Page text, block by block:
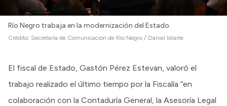
Río Negro trabaja en la modernización del Estado.
Crédito: Secretaría de Comunicación de Río Negro / Daniel Idiarte
El fiscal de Estado, Gastón Pérez Estevan, valoró el
trabajo realizado el último tiempo por la Fiscalía “en
colaboración con la Contaduría General, la Asesoría Legal